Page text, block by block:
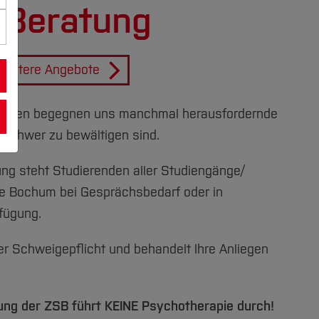
Weitere Angebote
begegnen uns manchmal herausfordernde
zu bewältigen sind.
steht Studierenden aller Studiengänge/
Bochum bei Gesprächsbedarf oder in
Schweigepflicht und behandelt Ihre Anliegen
der ZSB führt KEINE Psychotherapie durch!